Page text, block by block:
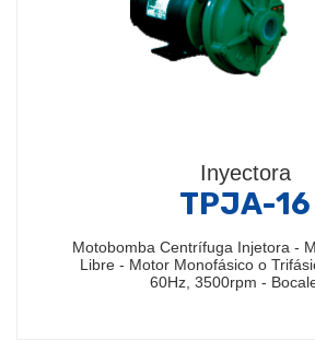
Inyectora
TPJA-16
Motobomba Centrífuga Injetora -
Libre - Motor Monofásico o
60Hz, 3500rpm -